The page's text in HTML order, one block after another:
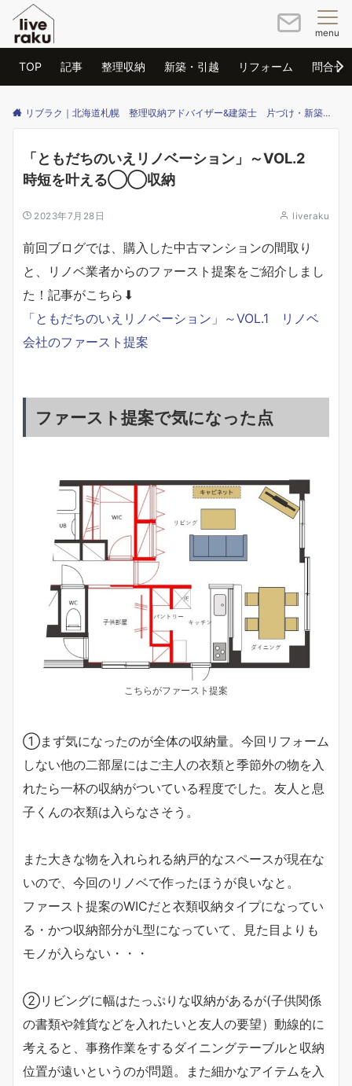
menu
TOP 記事 整理収納 新築・引越 リフォーム 問合せ
リブラク｜北海道札幌 整理収納アドバイザー&建築士 片づけ・新築・リフォームのご相談はリブラクまで
「ともだちのいえリノベーション」～VOL.2
時短を叶える◯◯収納
2023年7月28日 liveraku
前回ブログでは、購入した中古マンションの間取り
と、リノベ業者からのファースト提案をご紹介しまし
た！記事がこちら⬇
「ともだちのいえリノベーション」～VOL.1 リノベ
会社のファースト提案
ファースト提案で気になった点
こちらがファースト提案
①まず気になったのが全体の収納量。今回リフォーム
しない他の二部屋にはご主人の衣類と季節外の物を入
れたら一杯の収納がついている程度でした。友人と息
子くんの衣類は入らなさそう。
また大きな物を入れられる納戸的なスペースが現在な
いので、今回のリノベで作ったほうが良いなと。
ファースト提案のWICだと衣類収納タイプになってい
る・かつ収納部分がL型になっていて、見た目よりも
モノが入らない・・・
②リビングに幅はたっぷりな収納があるが(子供関係
の書類や雑貨などを入れたいと友人の要望）動線的に
考えると、事務作業をするダイニングテーブルと収納
位置が遠いというのが問題。また細かなアイテムを入